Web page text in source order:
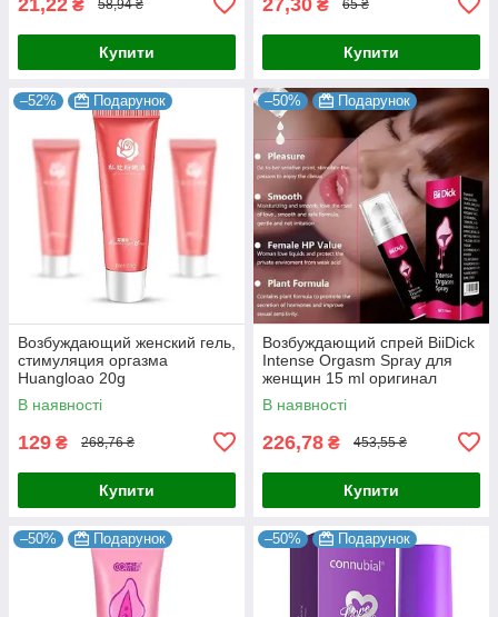
₴ 58,94 ₴
Купити
₴ 65 ₴
Купити
–52% Подарунок
Возбуждающий женский гель,
стимуляция оргазма
Huangloao 20g
6970245515680
В наявності
129 ₴ 268,76 ₴
Купити
–50% Подарунок
Возбуждающий спрей BiiDick
Intense Orgasm Spray для
женщин 15 ml оригинал
6971936100345
В наявності
226,78 ₴ 453,55 ₴
Купити
–50% Подарунок –50% Подарунок